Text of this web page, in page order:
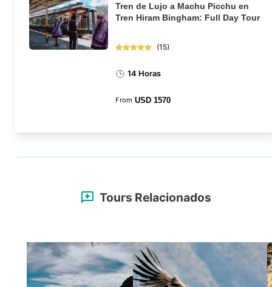
Tren de Lujo a Machu Picchu en
Tren Hiram Bingham: Full Day Tour
(15)
14 Horas
From USD 1570
Tours Relacionados